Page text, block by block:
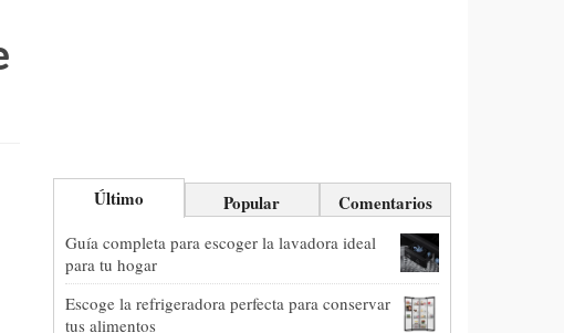
Último Popular Comentarios
Guía completa para escoger la lavadora ideal
para tu hogar
Escoge la refrigeradora perfecta para conservar
tus alimentos